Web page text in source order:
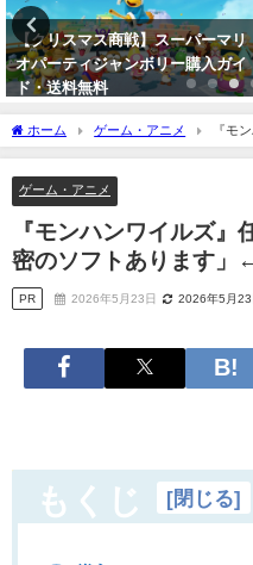
【ふるさと納税】兵庫県神戸市
利用できる楽天トラベルクーポ
の魅力 ポイントも貯まる！
ホーム ゲーム・アニメ
『モ
ソフトあります」←何来ると思う？
ゲーム・アニメ
『モンハンワイルズ
密のソフトあります」
PR 2026年5月23日 2026年5月23
もくじ [閉じる]